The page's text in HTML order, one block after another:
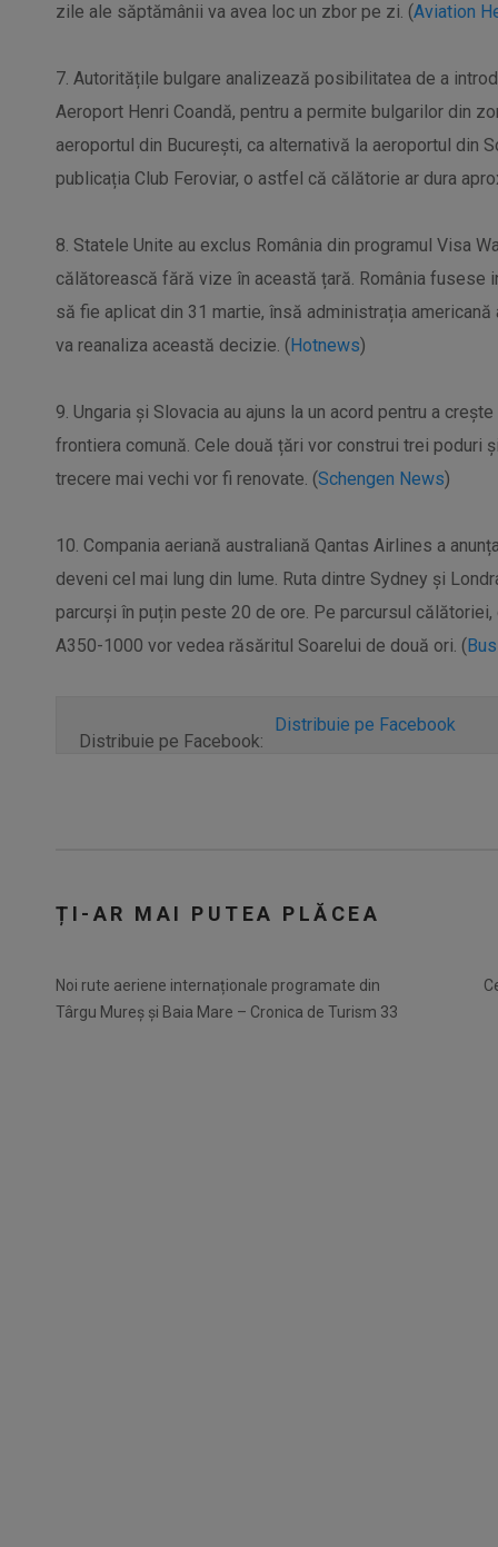
zile ale săptămânii va avea loc un zbor pe zi. (Aviation
7. Autoritățile bulgare analizează posibilitatea de a
Aeroport Henri Coandă, pentru a permite bulgarilor din
aeroportul din București, ca alternativă la aeroportul din
publicația Club Feroviar, o astfel că călătorie ar dura
8. Statele Unite au exclus România din programul Visa
călătorească fără vize în această țară. România fusese
să fie aplicat din 31 martie, însă administrația
va reanaliza această decizie. (Hotnews)
9. Ungaria și Slovacia au ajuns la un acord pentru a
frontiera comună. Cele două țări vor construi trei poduri
trecere mai vechi vor fi renovate. (Schengen News)
10. Compania aeriană australiană Qantas Airlines a
deveni cel mai lung din lume. Ruta dintre Sydney și
parcurși în puțin peste 20 de ore. Pe parcursul
A350-1000 vor vedea răsăritul Soarelui de două ori. (
Distribuie pe Facebook:
Distribuie pe Facebook
ȚI-AR MAI PUTEA PLĂCEA
Noi rute aeriene internaționale programate din
Târgu Mureș și Baia Mare – Cronica de Turism 33